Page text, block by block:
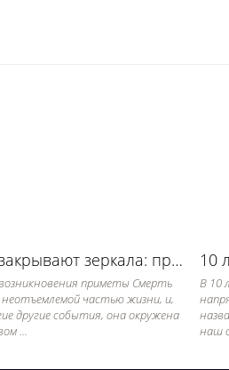
Зачем закрывают зеркала: примета
приметы Смерть
частью жизни, и,
другие события, она окружена
...
10
В 10
наш